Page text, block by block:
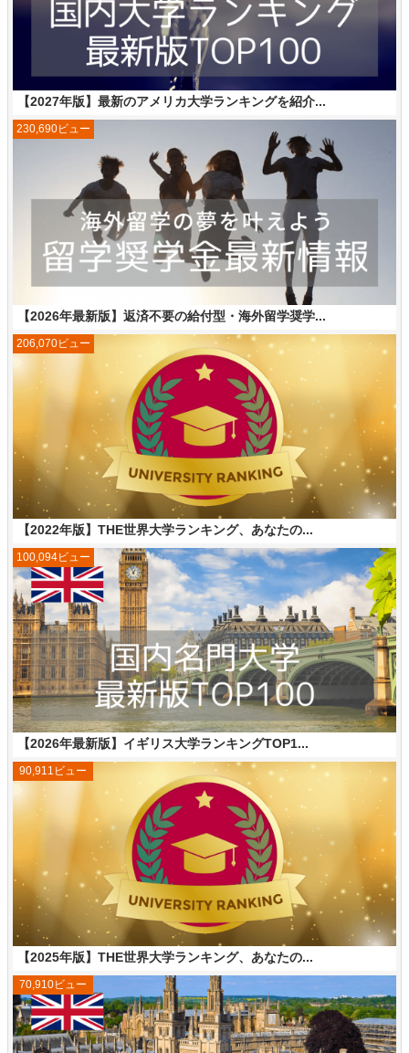
【2027年版】最新のアメリカ大学ランキングを紹介...
【2026年最新版】返済不要の給付型・海外留学奨学...
230,690ビュー
【2022年版】THE世界大学ランキング、あなたの...
206,070ビュー
【2026年最新版】イギリス大学ランキングTOP1...
100,094ビュー
【2025年版】THE世界大学ランキング、あなたの...
90,911ビュー
70,910ビュー